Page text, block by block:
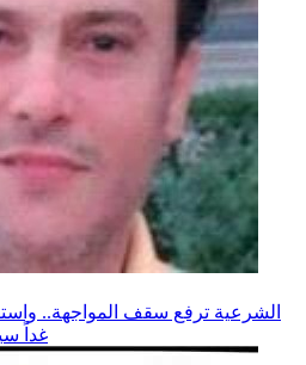
الشرعية ترفع سقف المواجهة..
غداً